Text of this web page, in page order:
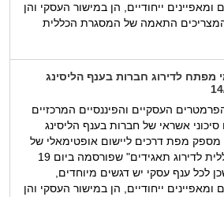
ומאפיינים ייחודיים, הן במישור העסקי והן
המצריכים התאמה של המסגרת הכללית
מפתח לדירוג חברות בענף הליסינג
העסקיים והפיננסיים המרכזיים
אשראי של חברות בענף הליסינג
מפת דרכים ליישום אופטימאלי של
"המתודולוגיה הכללית לדירוג תאגידים" שפורסמה ביום 19
2013, שכן לכל ענף עסקי יש דגשים מיוחדים,
ומאפיינים ייחודיים, הן במישור העסקי והן